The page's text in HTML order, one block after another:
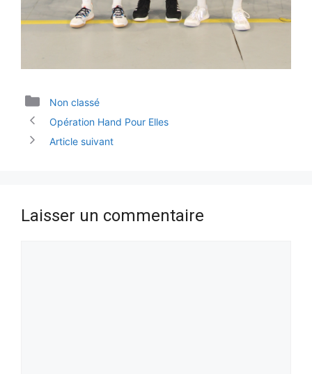
Catégories
Non classé
Opération Hand Pour Elles
Article suivant
Laisser un commentaire